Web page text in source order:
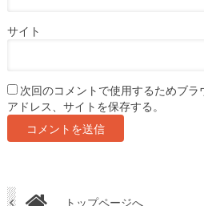
サイト
次回のコメントで使用するためブ
アドレス、サイトを保存する。
トップページへ